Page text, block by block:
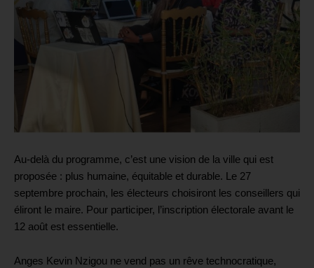
Au-delà du programme, c’est une vision de la ville qui est
proposée : plus humaine, équitable et durable. Le 27
septembre prochain, les électeurs choisiront les conseillers qui
éliront le maire. Pour participer, l’inscription électorale avant le
12 août est essentielle.
Anges Kevin Nzigou ne vend pas un rêve technocratique,